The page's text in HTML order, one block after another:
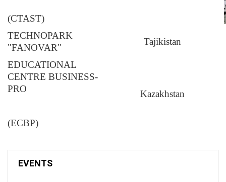
(CTAST)
TECHNOPARK
"FANOVAR"
Tajikistan
EDUCATIONAL
CENTRE BUSINESS-
PRO
(ECBP)
Kazakhstan
EVENTS